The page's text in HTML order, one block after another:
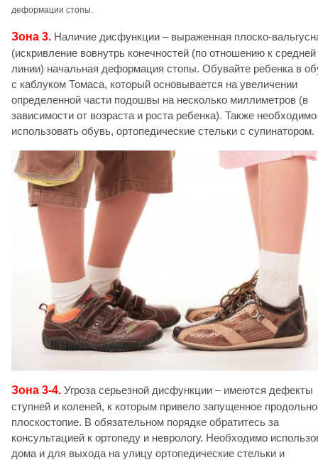
деформации стопы.
Зона 3. Наличие дисфункции – выраженная плоско-
(искривление вовнутрь конечностей (по отношению к средней
линии) начальная деформация стопы. Обувайте ребенка в
с каблуком Томаса, который основывается на увеличении
определенной части подошвы на несколько миллиметров (в
зависимости от возраста и роста ребенка). Также необходимо
использовать обувь, ортопедические стельки с супинатором.
Зона 3-4. Угроза серьезной дисфункции – имеются дефекты
ступней и коленей, к которым привело запущенное
плоскостопие. В обязательном порядке обратитесь за
консультацией к ортопеду и неврологу. Необходимо
дома и для выхода на улицу ортопедические стельки и